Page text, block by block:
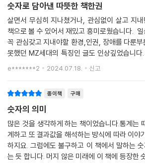
가까이 더 일하고 있다.”
--- p.268
“2021년 실시된 실태 조사에서 [세월호 유가족]
담을 받은 비율은 21.5%로 높지 않았다. 나머지
을 받지 못했다고 답했다(안산온마음센터, 세월
해서” 등이 이유였다.”
--- p.272
책은 한국 사회에서 상대적으로 조명 받지 못한
준다. 저자가 책의 프롤로그에서 밝혔듯이, 이들
성, Z세대, 성소수자, 반지하 거주민, 베트남전
고 자립 준비 청년들. 모두 제가 주목했던 《퍼센트
고 ‘고기나 생선을 주 1회도 먹지 못하는 저소득
지부, 2018년)’, ‘학교 폭력을 당하고도 신고하
부, 2021년), ‘보육원에서 자립하면서 대학에 진
보건복지부, 2021년)’에게 각별히 주목한다. 그
내지 못한 이들의 삶을 최대한 경청하고 기록한
밖에 갈 수 없는 아이들, ‘신고해봤자…’라는 아
랑을 우선하는 아이들, ‘자립’이라는 말이 무색
듯 책은 통계와 숫자도 중요하지만, 오히려 그 이
숫자로 담아낸 따뜻한 책한권
살면서 무심히 지나쳤거나, 관심없이 살고 지
책으로 볼 수 있어서 재밌고 흥미로웠습니다.
꼭 관심갖고 지내야할 환경,인권, 장애를 다룬부
못했던 MZ세대의 특징인 글도 인상깊었습니다
선정에 사회적 약자에 대한 따뜻한관심이 느껴
e*******2 2024.07.18. 신고
종이책 구매
숫자의 의미
많은 것을 생각하게 하는 책이었습니다.통계는
계하고 또 결과값을 해석하는 방식에 따라 이야
하지요. 그럼에도 불구하고 이 책에서 말하는
는 듯 합니다. 머지 않은 미래에 이 책에 등장한